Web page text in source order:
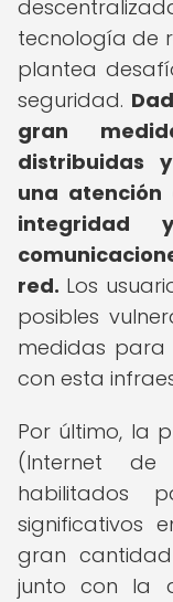
tecnología de
plantea
seguridad.
gran
distribuidas
una
integridad
red. Los
posibles
medidas para
con esta
Por último, la
(Internet
habilitados
significativos
gran
junto con la